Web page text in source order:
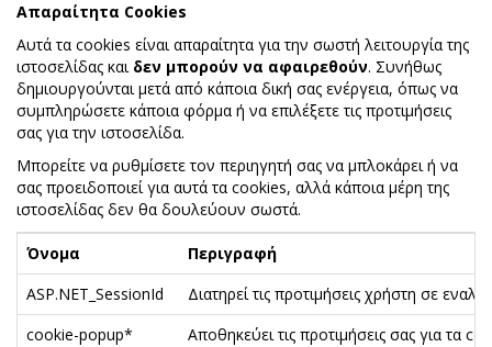
Απαραίτητα Cookies
Αυτά τα cookies είναι απαραίτητα για την σωστή λειτουργία της
ιστοσελίδας και δεν μπορούν να αφαιρεθούν. Συνήθως
δημιουργούνται μετά από κάποια δική σας ενέργεια, όπως να
συμπληρώσετε κάποια φόρμα ή να επιλέξετε τις προτιμήσεις
σας για την ιστοσελίδα.
Μπορείτε να ρυθμίσετε τον περιηγητή σας να μπλοκάρει ή να
σας προειδοποιεί για αυτά τα cookies, αλλά κάποια μέρη της
ιστοσελίδας δεν θα δουλεύουν σωστά.
Όνομα
Περιγραφή
ASP.NET_SessionId
Διατηρεί τις προτιμήσεις χρήστη σε
cookie-popup*
Αποθηκεύει τις προτιμήσεις σας για τα